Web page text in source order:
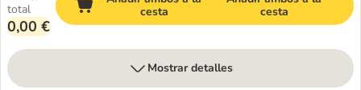
total
0,00 €
cesta
cesta
Mostrar detalles